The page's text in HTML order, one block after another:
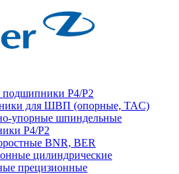
P4/P2
для ШВП (опорные, TAC)
упорные шпиндельные
P4/P2
BNR, BER
цилиндрические
прецизионные